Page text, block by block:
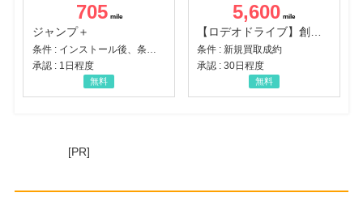
705
ジャンプ＋
承認 : 1日程度
無料
5,600
条件 : 新規買取成約
承認 : 30日程度
無料
[PR]